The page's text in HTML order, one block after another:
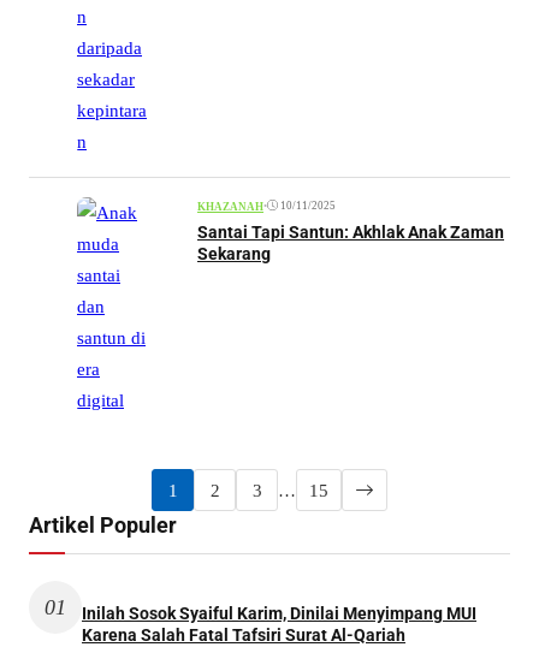
KHAZANAH• 10/11/2025
Santai Tapi Santun: Akhlak Anak Zaman
Sekarang
1 2 3 … 15
Artikel Populer
01
Inilah Sosok Syaiful Karim, Dinilai Menyimpang MUI
Karena Salah Fatal Tafsiri Surat Al-Qariah